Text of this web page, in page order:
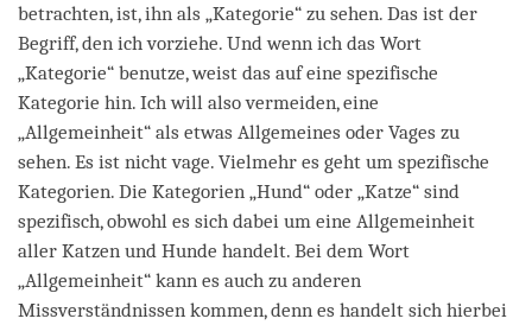
betrachten, ist, ihn als „Kategorie“ zu sehen. Das ist der
Begriff, den ich vorziehe. Und wenn ich das Wort
„Kategorie“ benutze, weist das auf eine spezifische
Kategorie hin. Ich will also vermeiden, eine
„Allgemeinheit“ als etwas Allgemeines oder Vages zu
sehen. Es ist nicht vage. Vielmehr es geht um spezifische
Kategorien. Die Kategorien „Hund“ oder „Katze“ sind
spezifisch, obwohl es sich dabei um eine Allgemeinheit
aller Katzen und Hunde handelt. Bei dem Wort
„Allgemeinheit“ kann es auch zu anderen
Missverständnissen kommen, denn es handelt sich hierbei